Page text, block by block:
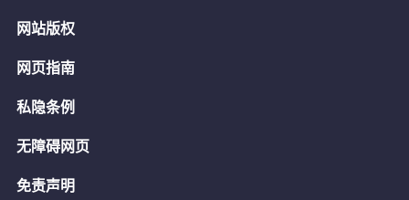
网站版权
网页指南
私隐条例
无障碍网页
免责声明